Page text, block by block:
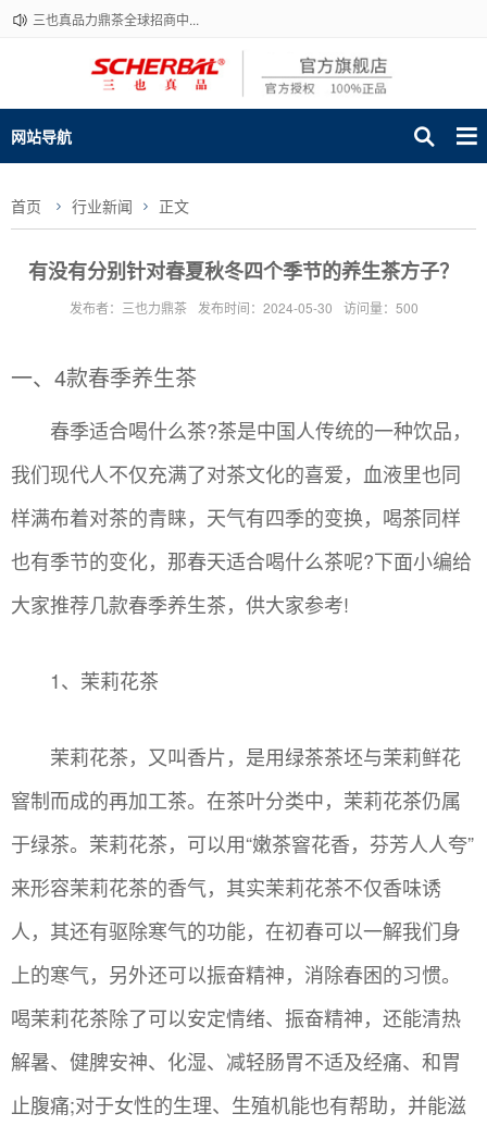
三也真品力鼎茶全球招商中...
网站导航
首页 行业新闻 正文
有没有分别针对春夏秋冬四个季节的养生茶方子？
发布者：三也力鼎茶 发布时间：2024-05-30 访问量：500
一、4款春季养生茶
春季适合喝什么茶?茶是中国人传统的一种饮品，
我们现代人不仅充满了对茶文化的喜爱，血液里也同
样满布着对茶的青睐，天气有四季的变换，喝茶同样
也有季节的变化，那春天适合喝什么茶呢?下面小编给
大家推荐几款春季养生茶，供大家参考!
1、茉莉花茶
茉莉花茶，又叫香片，是用绿茶茶坯与茉莉鲜花
窨制而成的再加工茶。在茶叶分类中，茉莉花茶仍属
于绿茶。茉莉花茶，可以用“嫩茶窨花香，芬芳人人夸”
来形容茉莉花茶的香气，其实茉莉花茶不仅香味诱
人，其还有驱除寒气的功能，在初春可以一解我们身
上的寒气，另外还可以振奋精神，消除春困的习惯。
喝茉莉花茶除了可以安定情绪、振奋精神，还能清热
解暑、健脾安神、化湿、减轻肠胃不适及经痛、和胃
止腹痛;对于女性的生理、生殖机能也有帮助，并能滋